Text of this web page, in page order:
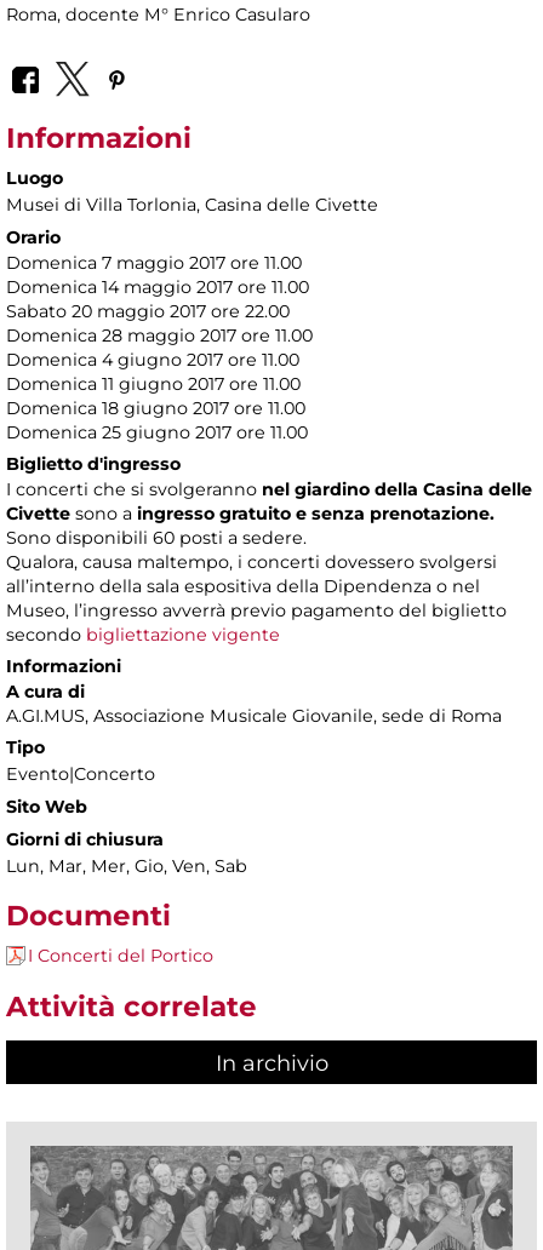
Roma, docente M° Enrico Casularo
Informazioni
Luogo
Musei di Villa Torlonia, Casina delle Civette
Orario
Domenica 7 maggio 2017 ore 11.00
Domenica 14 maggio 2017 ore 11.00
Sabato 20 maggio 2017 ore 22.00
Domenica 28 maggio 2017 ore 11.00
Domenica 4 giugno 2017 ore 11.00
Domenica 11 giugno 2017 ore 11.00
Domenica 18 giugno 2017 ore 11.00
Domenica 25 giugno 2017 ore 11.00
Biglietto d'ingresso
I concerti che si svolgeranno nel giardino della Casina delle
Civette sono a ingresso gratuito e senza prenotazione.
Sono disponibili 60 posti a sedere.
Qualora, causa maltempo, i concerti dovessero svolgersi
all’interno della sala espositiva della Dipendenza o nel
Museo, l’ingresso avverrà previo pagamento del biglietto
secondo bigliettazione vigente
Informazioni
A cura di
A.GI.MUS, Associazione Musicale Giovanile, sede di Roma
Tipo
Evento|Concerto
Sito Web
Giorni di chiusura
Lun, Mar, Mer, Gio, Ven, Sab
Documenti
I Concerti del Portico
Attività correlate
In archivio